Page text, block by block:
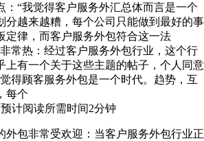
：“我觉得客户服务外汇总体而言是一个
分越来越糟，每个公司只能做到最好的事
定律，而客户服务外包符合这一法
常热：经过客户服务外包行业，这个行
上有一个关于这些主题的帖子，个人同意
得顾客服务外包是一个时代。趋势，互
每个
计阅读所需时间2分钟
包非常受欢迎：当客户服务外包行业正